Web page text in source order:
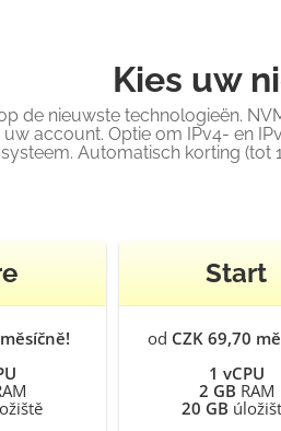
Kies uw
de nieuwste technologieën.
uw account. Optie om IPv4- en
Automatisch korting (tot
Start
od CZK 69,70
1 vCPU
2 GB RAM
20 GB